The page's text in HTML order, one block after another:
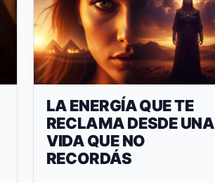
LA ENERGÍA QUE TE
RECLAMA DESDE UNA
VIDA QUE NO
RECORDÁS